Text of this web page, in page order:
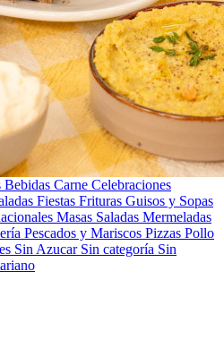
Bebidas Carne Celebraciones
Fiestas Frituras Guisos y Sopas
Masas Saladas Mermeladas
Pescados y Mariscos Pizzas Pollo
Sin Azucar Sin categoría Sin